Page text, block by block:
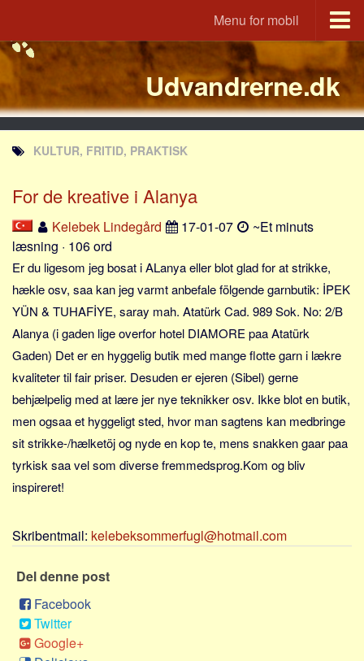
Menu for mobil
Portal
Udvandrerne.dk
Utvandrerne.no
Utvandrarna.se
Tyskland.dk
England.dk
JLKM.dk
Lande
Tyrkiet
Spanien
Frankrig
Sverige
Norge
Thailand
Italien
Grækenland
USA
Nøgleord
Bolig
Job
Virksomhed
Investering
Udvandrerne.dk
KULTUR, FRITID, PRAKTISK
For de kreative i Alanya
Kelebek Lindegård 17-01-07
~Et minuts
læsning · 106 ord
Er du ligesom jeg bosat i ALanya eller blot glad for at strikke,
hækle osv, saa kan jeg varmt anbefale fölgende garnbutik: İPEK
YÜN & TUHAFİYE, saray mah. Atatürk Cad. 989 Sok. No: 2/B
Alanya (i gaden lige overfor hotel DIAMORE paa Atatürk
Gaden) Det er en hyggelig butik med mange flotte garn i lækre
kvaliteter til fair priser. Desuden er ejeren (Sibel) gerne
behjælpelig med at lære jer nye teknikker osv. Ikke blot en butik,
men ogsaa et hyggeligt sted, hvor man sagtens kan medbringe
sit strikke-/hælketöj og nyde en kop te, mens snakken gaar paa
tyrkisk saa vel som diverse fremmedsprog.Kom og bliv
inspireret!
Skribentmail: kelebeksommerfugl@hotmail.com
Del denne post
Facebook
Twitter
Google+